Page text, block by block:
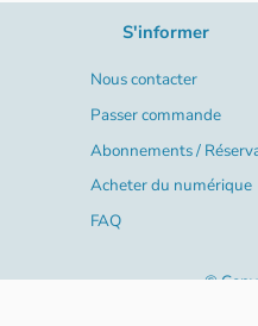
S'informer
Nous contacter
Passer commande
Abonnements /
Acheter du numérique
FAQ
©